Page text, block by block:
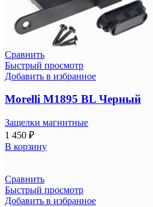
Сравнить
Быстрый просмотр
Добавить в избранное
Morelli M1895 BL Черный
Защелки магнитные
1 450 ₽
В корзину
Сравнить
Быстрый просмотр
Добавить в избранное